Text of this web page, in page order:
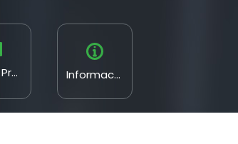
Polska Press Informacyjne